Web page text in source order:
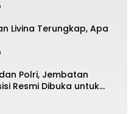
Livina Terungkap, Apa
Polri, Jembatan
Resmi Dibuka untuk
Rangsang